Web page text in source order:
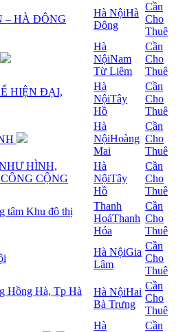
– HÀ ĐÔNG
Hà NộiHà
Đông
Cần
Cho
Thuê
Hà
NộiNam
Từ Liêm
Cần
Cho
Thuê
HIỆN ĐẠI,
Hà
NộiTây
Hồ
Cần
Cho
Thuê
Hà
NộiHoàng
Mai
Cần
Cho
Thuê
HÌNH,
CỘNG
Hà
NộiTây
Hồ
Cần
Cho
Thuê
tâm Khu đô thị
Thanh
HoáThanh
Hóa
Cần
Cho
Thuê
Hà NộiGia
Lâm
Cần
Cho
Thuê
Hồng Hà, Tp Hà
Hà NộiHai
Bà Trưng
Cần
Cho
Thuê
Hà
Cần